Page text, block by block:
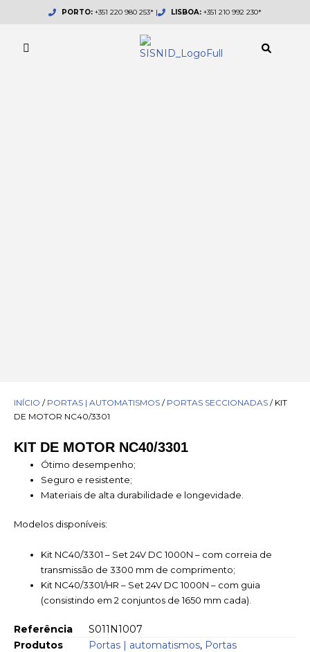
PORTO: +351 220 980 253* | LISBOA:+351 210 992 230*
INÍCIO / PORTAS | AUTOMATISMOS / PORTAS SECCIONADAS / KIT
DE MOTOR NC40/3301
KIT DE MOTOR NC40/3301
Ótimo desempenho;
Seguro e resistente;
Materiais de alta durabilidade e longevidade.
Modelos disponíveis:
Kit NC40/3301 – Set 24V DC 1000N – com correia de
transmissão de 3300 mm de comprimento;
Kit NC40/3301/HR – Set 24V DC 1000N – com guia
(consistindo em 2 conjuntos de 1650 mm cada).
Referência
S011N1007
Produtos
Portas | automatismos, Portas